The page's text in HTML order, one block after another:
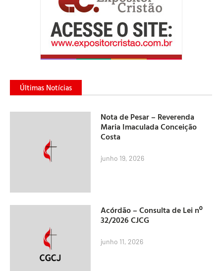
Últimas Notícias
Nota de Pesar – Reverenda
Maria Imaculada Conceição
Costa
junho 19, 2026
Acórdão – Consulta de Lei nº
32/2026 CJCG
junho 11, 2026